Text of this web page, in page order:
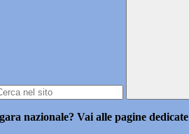
nazionale? Vai alle pagine dedicate